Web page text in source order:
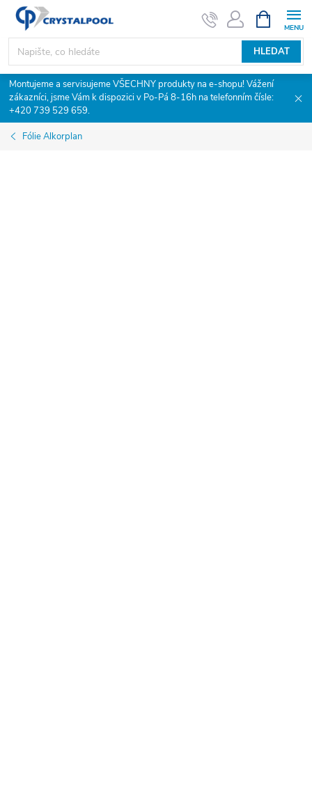
Přejít
obsah
HLEDAT
NÁKUPNÍ
KOŠÍK
Montujeme a servisujeme VŠECHNY produkty na e-shopu! Vážení
zákazníci, jsme Vám k dispozici v Po-Pá 8-16h na telefonním čísle:
+420 739 529 659.
Fólie Alkorplan